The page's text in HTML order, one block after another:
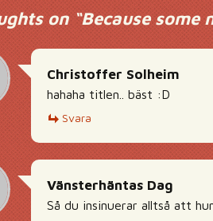
on “Because some
Christoffer Solheim
hahaha titlen.. bäst :D
Svara
Vänsterhäntas Dag
Så du insinuerar alltså att